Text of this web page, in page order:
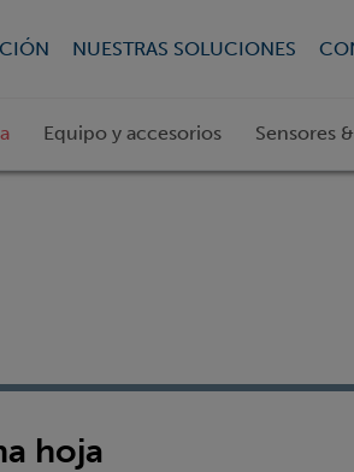
NUESTRAS SOLUCIONES
Equipo y accesorios Sensores
hoja